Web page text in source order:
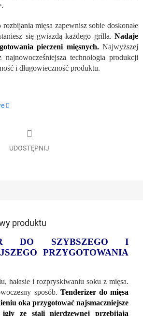
mięsa zapewnisz sobie doskonałe
się gwiazdą każdego grilla. Nadaje
pieczeni mięsnych.Najwyższej
najnowocześniejsza technologia produkcji
i długowieczność produktu.
UDOSTĘPNIJ
produktu
DO SZYBSZEGO I
PRZYGOTOWANIA
hałasie i rozpryskiwaniu soku z mięsa.
sposób. Tenderizer do mięsa
oka przygotować najsmaczniejsze
igły ze stali nierdzewnej przebijają